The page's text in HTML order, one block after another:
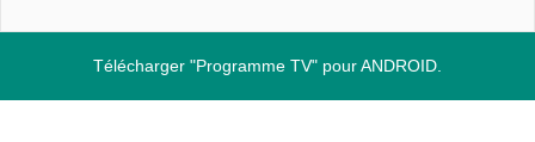
Télécharger "Programme TV" pour ANDROID.